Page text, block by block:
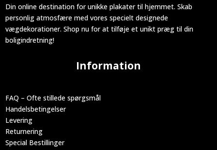
Din online destination for unikke plakater til hjemmet. Skab
personlig atmosfære med vores specielt designede
vægdekorationer. Shop nu for at tilføje et unikt præg til din
boligindretning!
Information
FAQ – Ofte stillede spørgsmål
Handelsbetingelser
Levering
Returnering
Special Bestillinger